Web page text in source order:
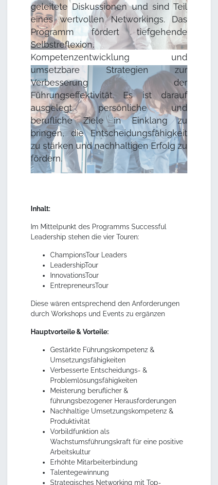
geleitete Diskussionen und sind Teil
eines wertvollen Networkings. Das
Programm fördert tiefgehende
Selbstreflexion,
Kompetenzentwicklung und
umsetzbare Strategien zur
Verbesserung der
Führungseffektivität. Es ist darauf
ausgelegt, persönliche und
berufliche Ziele in Einklang zu
bringen, die Entscheidungsfähigkeit
zu stärken und nachhaltigen Erfolg zu
fördern.
Inhalt:
Im Mittelpunkt des Programms Successful
Leadership stehen die vier Touren:
ChampionsTour Leaders
LeadershipTour
InnovationsTour
EntrepreneursTour
Diese wären entsprechend den Anforderungen
durch Workshops und Events zu ergänzen
Hauptvorteile & Vorteile:
Gestärkte Führungskompetenz &
Umsetzungsfähigkeiten
Verbesserte Entscheidungs- &
Problemlösungsfähigkeiten
Meisterung beruflicher &
führungsbezogener Herausforderungen
Nachhaltige Umsetzungskompetenz &
Produktivität
Vorbildfunktion als
Wachstumsführungskraft für eine positive
Arbeitskultur
Erhöhte Mitarbeiterbindung
Talentegewinnung
Strategisches Networking mit Top-